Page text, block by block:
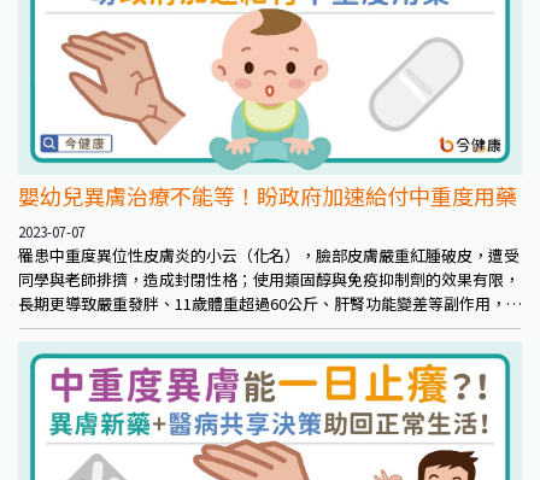
嬰幼兒異膚治療不能等！盼政府加速給付中重度用藥
2023-07-07
罹患中重度異位性皮膚炎的小云（化名），臉部皮膚嚴重紅腫破皮，遭受
同學與老師排擠，造成封閉性格；使用類固醇與免疫抑制劑的效果有限，
長期更導致嚴重發胖、11歲體重超過60公斤、肝腎功能變差等副作用，忍
痛完成照光療程仍與健保生物製劑無緣。呼籲政府多給異膚兒童多一些關
懷，參考國際治療趨勢，加速生物製劑健保給付，幫助孩子長期穩定控制
疾病、快樂且健康地成長。